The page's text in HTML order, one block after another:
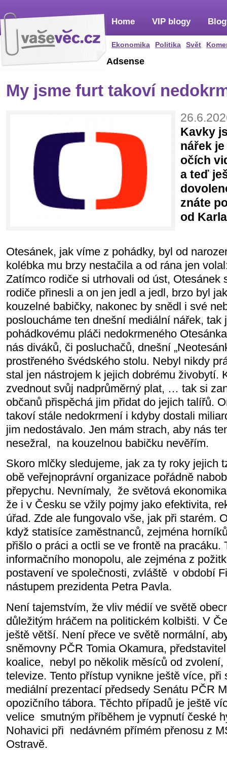
Home
Ekonomika Politika Svět
VIP blogy
Adsense
My jsme furt takoví
Kavky
nářek
očích
a teď
znáte
od
Otesánek, jak víme z pohádky, byl od
kolébka mu brzy nestačila a od rána jen
Zatímco rodiče si utrhovali od úst, Otesánek
rodiče přinesli a on jen jedl a jedl, brzo byl
kouzelné babičky, nakonec by snědl i své
posloucháme ten dnešní mediální nářek, tak
pohádkovému pláči nedokrmeného
nás diváků, či posluchačů, dnešní
prostřeného švédského stolu. Nebyl nikdy
stal jen nástrojem k jejich dobrému živobytí.
zvednout svůj nadprůměrný plat, … tak si
občanů přispěchá jim přidat do jejich talířů.
takoví stále nedokrmení i kdyby dostali
jim nedostávalo. Jen mám strach, aby nás
nesežral, na kouzelnou babičku nevěřím.
Skoro mlčky sledujeme, jak za ty roky jejich
obě veřejnoprávní organizace pořádně
přepychu. Nevnímaly, že světová
že i v Česku se vžily pojmy jako efektivita,
úřad. Zde ale fungovalo vše, jak při starém.
když statisíce zaměstnanců, zejména
přišlo o práci a octli se ve frontě na pracáku.
informačního monopolu, ale zejména z
postavení ve společnosti, zvláště v období
nástupem prezidenta Petra Pavla.
Není tajemstvím, že vliv médií ve světě
důležitým hráčem na politickém kolbišti. V
ještě větší. Není přece ve světě normální,
sněmovny PČR Tomia Okamura,
koalice, nebyl po několik měsíců od
televize. Tento přístup vynikne ještě více, při
mediální prezentací předsedy Senátu PČR
opozičního tábora. Těchto případů je ještě
velice smutným příběhem je vypnutí české
Nohavici při nedávném přímém přenosu z
Ostravě.